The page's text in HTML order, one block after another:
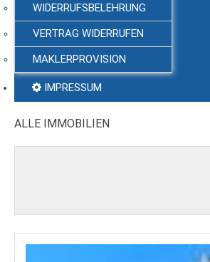
WIDERRUFSBELEHRUNG
VERTRAG WIDERRUFEN
MAKLERPROVISION
IMPRESSUM
ALLE IMMOBILIEN